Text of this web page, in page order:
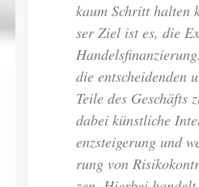
kaum Schritt
ser Ziel ist es, die
die ent­schei­den­den
Tei­le des Ge­schäfts
da­bei künst­li­che
enz­stei­ge­rung und
rung von